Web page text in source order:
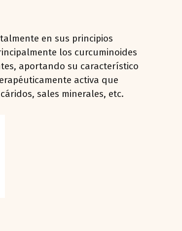
en sus principios
los curcuminoides
aportando su característico
activa que
sales minerales, etc.